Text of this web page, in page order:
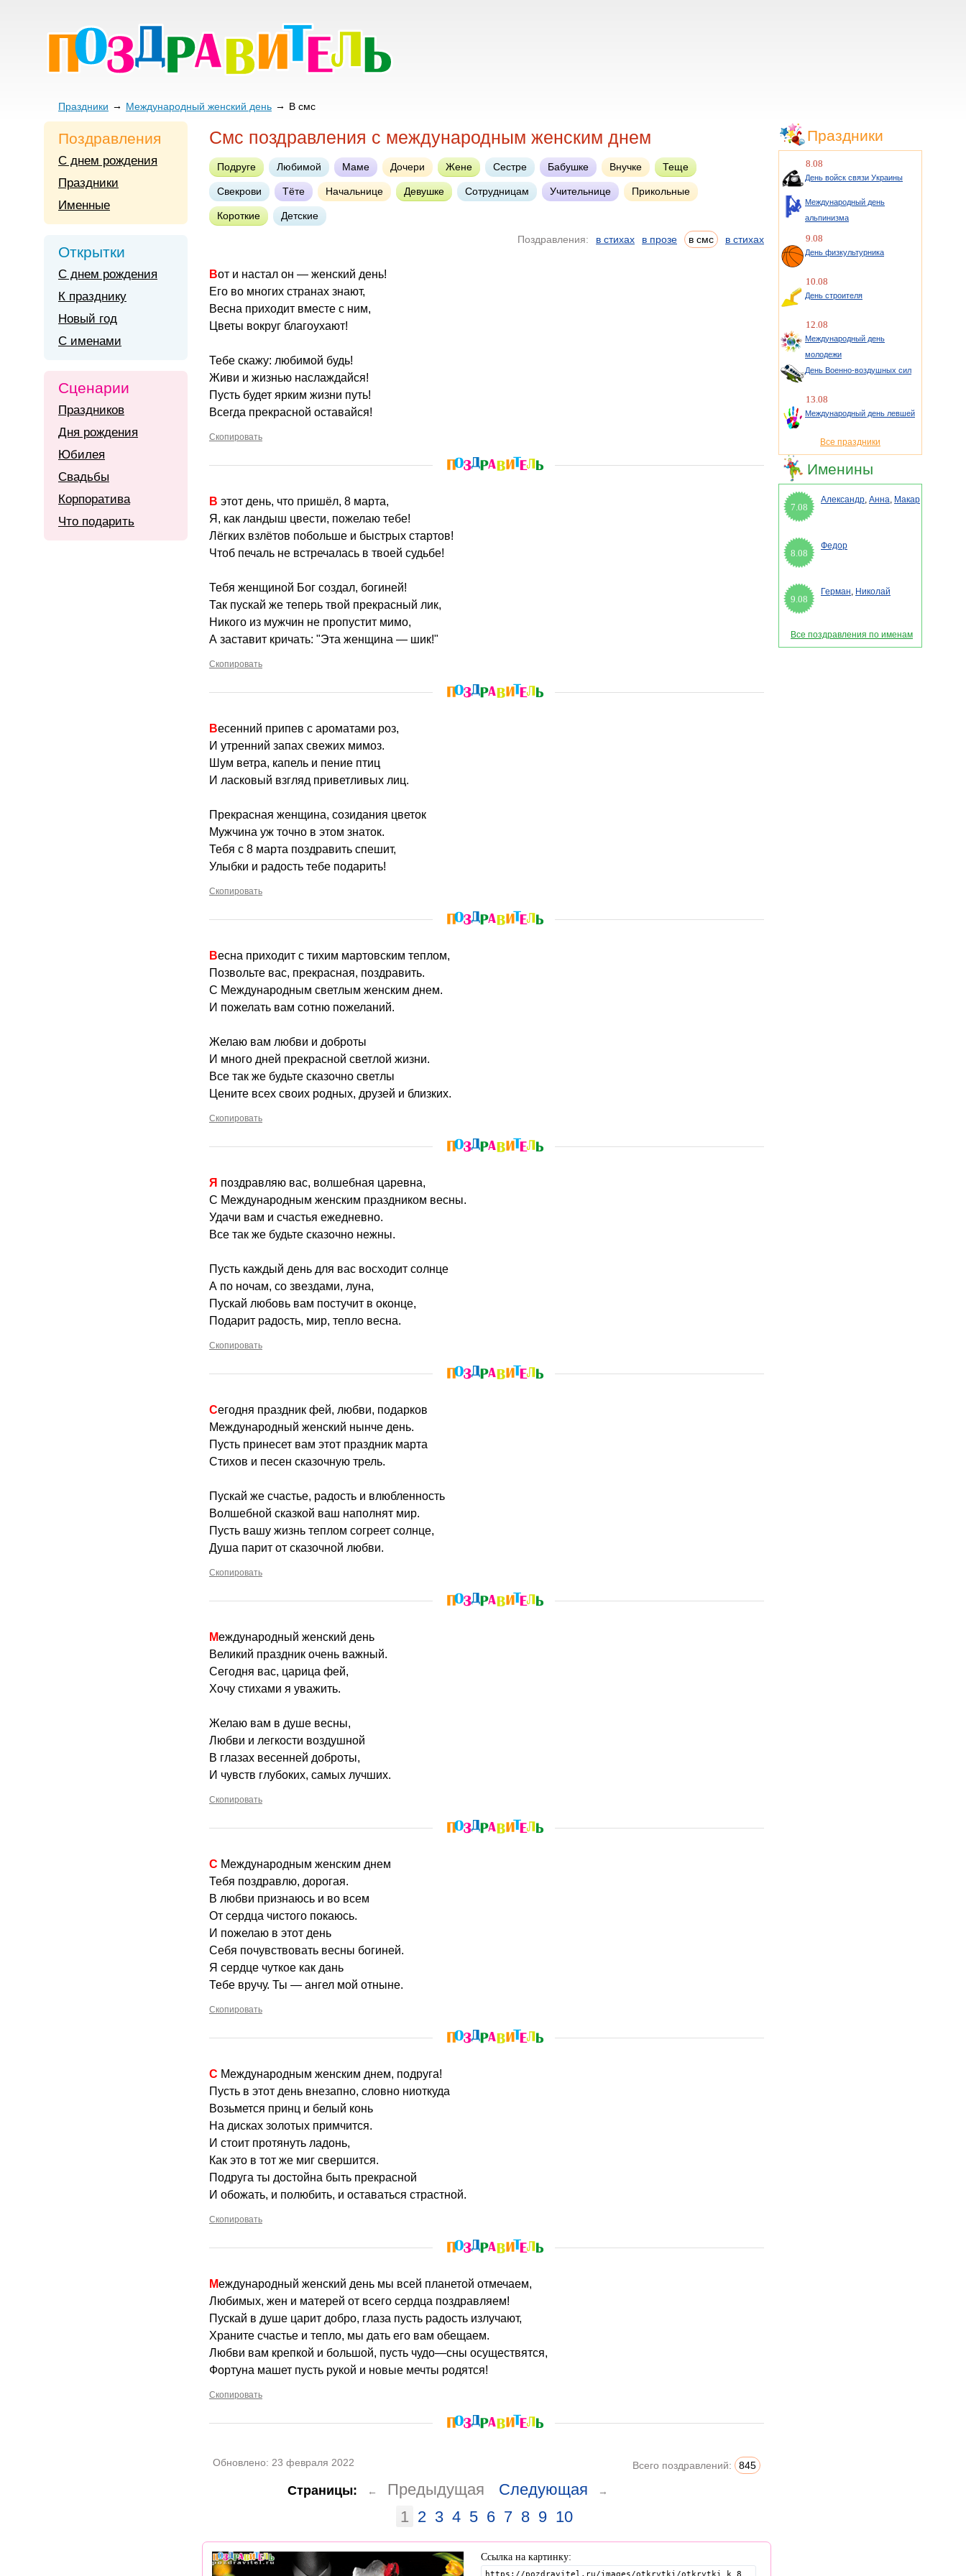
Праздники Международный женский день В смс
Смс поздравления с международным женским днем
Подруге Любимой Маме Дочери Жене Сестре Бабушке Внучке Теще
Свекрови Тёте Начальнице Девушке Сотрудницам Учительнице Прикольные
Короткие Детские
Поздравления: в стихах в прозе в смс в стихах
Вот и настал он — женский день!
Его во многих странах знают,
Весна приходит вместе с ним,
Цветы вокруг благоухают!
Тебе скажу: любимой будь!
Живи и жизнью наслаждайся!
Пусть будет ярким жизни путь!
Всегда прекрасной оставайся!
Скопировать
В этот день, что пришёл, 8 марта,
Я, как ландыш цвести, пожелаю тебе!
Лёгких взлётов побольше и быстрых стартов!
Чтоб печаль не встречалась в твоей судьбе!
Тебя женщиной Бог создал, богиней!
Так пускай же теперь твой прекрасный лик,
Никого из мужчин не пропустит мимо,
А заставит кричать: "Эта женщина — шик!"
Скопировать
Весенний припев с ароматами роз,
И утренний запах свежих мимоз.
Шум ветра, капель и пение птиц
И ласковый взгляд приветливых лиц.
Прекрасная женщина, созидания цветок
Мужчина уж точно в этом знаток.
Тебя с 8 марта поздравить спешит,
Улыбки и радость тебе подарить!
Скопировать
Весна приходит с тихим мартовским теплом,
Позвольте вас, прекрасная, поздравить.
С Международным светлым женским днем.
И пожелать вам сотню пожеланий.
Желаю вам любви и доброты
И много дней прекрасной светлой жизни.
Все так же будьте сказочно светлы
Цените всех своих родных, друзей и близких.
Скопировать
Я поздравляю вас, волшебная царевна,
С Международным женским праздником весны.
Удачи вам и счастья ежедневно.
Все так же будьте сказочно нежны.
Пусть каждый день для вас восходит солнце
А по ночам, со звездами, луна,
Пускай любовь вам постучит в оконце,
Подарит радость, мир, тепло весна.
Скопировать
Сегодня праздник фей, любви, подарков
Международный женский нынче день.
Пусть принесет вам этот праздник марта
Стихов и песен сказочную трель.
Пускай же счастье, радость и влюбленность
Волшебной сказкой ваш наполнят мир.
Пусть вашу жизнь теплом согреет солнце,
Душа парит от сказочной любви.
Скопировать
Международный женский день
Великий праздник очень важный.
Сегодня вас, царица фей,
Хочу стихами я уважить.
Желаю вам в душе весны,
Любви и легкости воздушной
В глазах весенней доброты,
И чувств глубоких, самых лучших.
Скопировать
С Международным женским днем
Тебя поздравлю, дорогая.
В любви признаюсь и во всем
От сердца чистого покаюсь.
И пожелаю в этот день
Себя почувствовать весны богиней.
Я сердце чуткое как дань
Тебе вручу. Ты — ангел мой отныне.
Скопировать
С Международным женским днем, подруга!
Пусть в этот день внезапно, словно ниоткуда
Возьмется принц и белый конь
На дисках золотых примчится.
И стоит протянуть ладонь,
Как это в тот же миг свершится.
Подруга ты достойна быть прекрасной
И обожать, и полюбить, и оставаться страстной.
Скопировать
Международный женский день мы всей планетой отмечаем,
Любимых, жен и матерей от всего сердца поздравляем!
Пускай в душе царит добро, глаза пусть радость излучают,
Храните счастье и тепло, мы дать его вам обещаем.
Любви вам крепкой и большой, пусть чудо—сны осуществятся,
Фортуна машет пусть рукой и новые мечты родятся!
Скопировать
Обновлено: 23 февраля 2022 Всего поздравлений: 845
Страницы: ← Предыдущая Следующая →
1 2 3 4 5 6 7 8 9 10
Ссылка на картинку:
Поздравления
С днем рождения
Праздники
Именные
Открытки
С днем рождения
К празднику
Новый год
С именами
Сценарии
Праздников
Дня рождения
Юбилея
Свадьбы
Корпоратива
Что подарить
Праздники
8.08
День войск связи Украины
Международный день
альпинизма
9.08
День физкультурника
10.08
День строителя
12.08
Международный день
молодежи
День Военно-воздушных сил
13.08
Международный день левшей
Все праздники
Именины
7.08
Александр, Анна, Макар
8.08
Федор
9.08
Герман, Николай
Все поздравления по именам